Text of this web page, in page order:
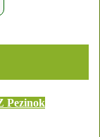
Pezinok